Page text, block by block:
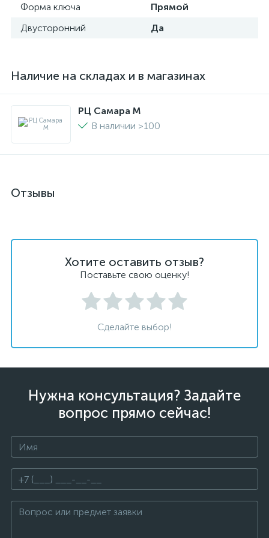
Форма ключа
Прямой
Двусторонний
Да
Наличие на складах и в магазинах
РЦ Самара M
В наличии >100
Отзывы
Хотите оставить отзыв?
Поставьте свою оценку!
Сделайте выбор!
Нужна консультация? Задайте
вопрос прямо сейчас!